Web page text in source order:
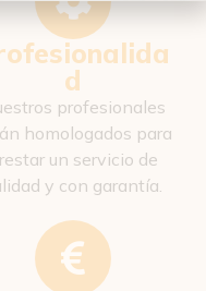
d
profesionales
homologados para
un servicio de
y con garantía.